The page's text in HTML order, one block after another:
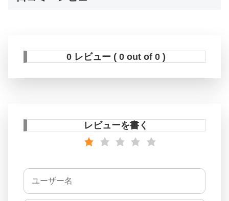
0 レビュー ( 0 out of 0 )
レビューを書く